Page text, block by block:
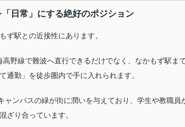
日常」にする絶好のポジション
ず駅との近接性にあります。
高野線で難波へ直行できるだけでなく、なかもず駅ま
通勤」を徒歩圏内で手に入れられます。
ャンパスの緑が街に潤いを与えており、学生や教職員
ざり合っています。